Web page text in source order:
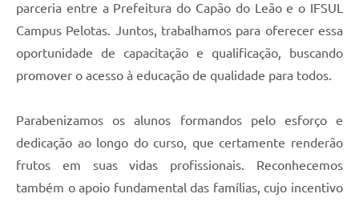
parceria entre a Prefeitura do Capão do Leão e o IFSUL
Campus Pelotas. Juntos, trabalhamos para oferecer essa
oportunidade de capacitação e qualificação, buscando
promover o acesso à educação de qualidade para todos.
Parabenizamos os alunos formandos pelo esforço e
dedicação ao longo do curso, que certamente renderão
frutos em suas vidas profissionais. Reconhecemos
também o apoio fundamental das famílias, cujo incentivo